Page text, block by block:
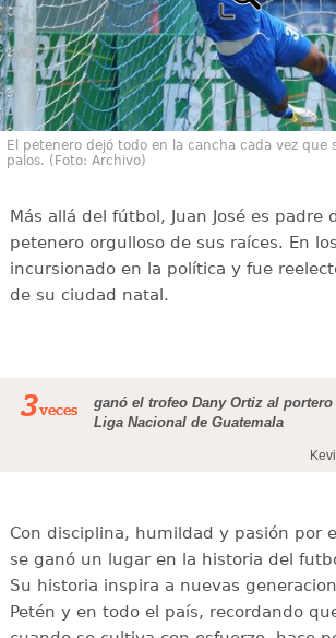
El petenero dejó todo en la cancha cada vez que
palos. (Foto: Archivo)
Más allá del fútbol, Juan José es padre
petenero orgulloso de sus raíces. En
incursionado en la política y fue
de su ciudad natal.
3veces
ganó el trofeo Dany Ortiz al
Liga Nacional de Guatemala
Con disciplina, humildad y pasión por
se ganó un lugar en la historia del
Su historia inspira a nuevas
Petén y en todo el país, recordando